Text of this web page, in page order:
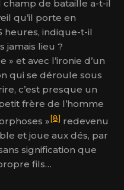
de bataille a-t-il
qu’il porte en
heures, indique-t-il
jamais lieu ?
et avec l’ironie d’un
qui se déroule sous
c’est presque un
frère de l’homme
» [8] redevenu
et joue aux dés, par
signification que
fils…